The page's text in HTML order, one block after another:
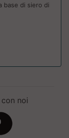
base di siero di
noi